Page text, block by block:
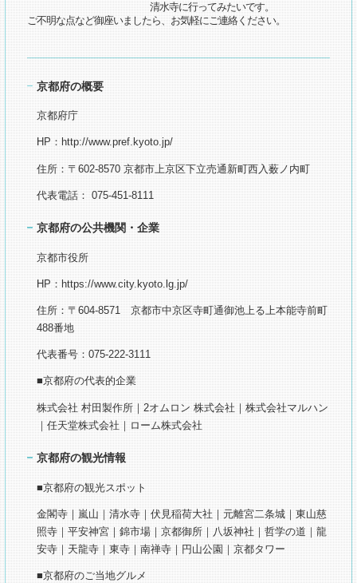
清水寺に行ってみたいです。
ご不明な点など御座いましたら、お気軽にご連絡ください。
京都府の概要
京都府庁
HP：http://www.pref.kyoto.jp/
住所：〒602-8570 京都市上京区下立売通新町西入薮ノ内町
代表電話：075-451-8111
京都府の公共機関・企業
京都市役所
HP：https://www.city.kyoto.lg.jp/
住所：〒604-8571 京都市中京区寺町通御池上る上本能寺前町
488番地
代表番号：075-222-3111
■京都府の代表的企業
株式会社 村田製作所｜2オムロン 株式会社｜株式会社マルハン
｜任天堂株式会社｜ローム株式会社
京都府の観光情報
■京都府の観光スポット
金閣寺｜嵐山｜清水寺｜伏見稲荷大社｜元離宮二条城｜東山慈
照寺｜平安神宮｜錦市場｜京都御所｜八坂神社｜哲学の道｜龍
安寺｜天龍寺｜東寺｜南禅寺｜円山公園｜京都タワー
■京都府のご当地グルメ